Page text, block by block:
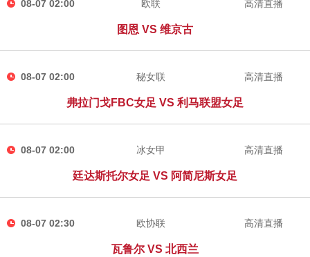
08-07 02:00 欧联
图恩 VS 维京古
高清直播
08-07 02:00 秘女联
弗拉门戈FBC女足 VS 利马联盟女足
高清直播
08-07 02:00 冰女甲
廷达斯托尔女足 VS 阿简尼斯女足
高清直播
08-07 02:30 欧协联
瓦鲁尔 VS 北西兰
高清直播